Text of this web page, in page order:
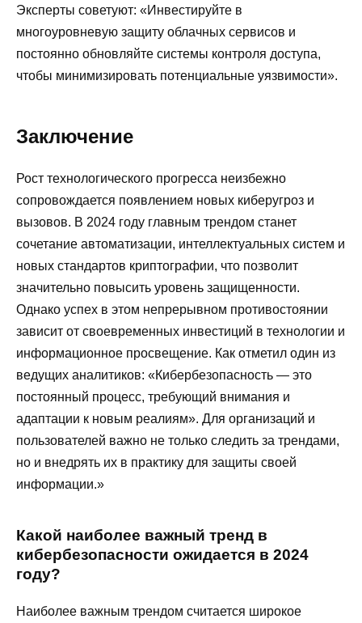
Эксперты советуют: «Инвестируйте в
многоуровневую защиту облачных сервисов и
постоянно обновляйте системы контроля доступа,
чтобы минимизировать потенциальные уязвимости».
Заключение
Рост технологического прогресса неизбежно
сопровождается появлением новых киберугроз и
вызовов. В 2024 году главным трендом станет
сочетание автоматизации, интеллектуальных систем и
новых стандартов криптографии, что позволит
значительно повысить уровень защищенности.
Однако успех в этом непрерывном противостоянии
зависит от своевременных инвестиций в технологии и
информационное просвещение. Как отметил один из
ведущих аналитиков: «Кибербезопасность — это
постоянный процесс, требующий внимания и
адаптации к новым реалиям». Для организаций и
пользователей важно не только следить за трендами,
но и внедрять их в практику для защиты своей
информации.»
Какой наиболее важный тренд в
кибербезопасности ожидается в 2024
году?
Наиболее важным трендом считается широкое